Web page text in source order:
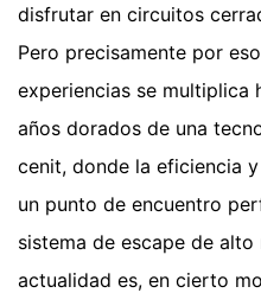
disfrutar en circuitos
Pero precisamente por
experiencias se multiplica
años dorados de una
cenit, donde la eficiencia
un punto de encuentro
sistema de escape de
actualidad es, en cierto